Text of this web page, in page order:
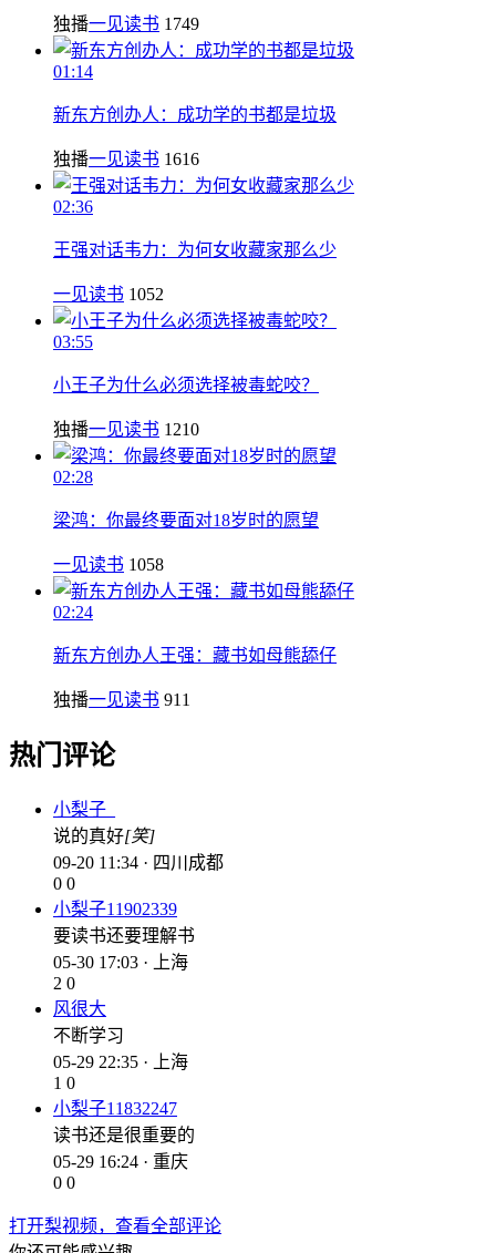
独播一见读书 1749
01:14
新东方创办人：成功学的书都是垃圾
独播一见读书 1616
02:36
王强对话韦力：为何女收藏家那么少
一见读书 1052
03:55
小王子为什么必须选择被毒蛇咬？
独播一见读书 1210
02:28
梁鸿：你最终要面对18岁时的愿望
一见读书 1058
02:24
新东方创办人王强：藏书如母熊舔仔
独播一见读书 911
热门评论
小梨子_
说的真好[笑]
09-20 11:34 · 四川成都
0 0
小梨子11902339
要读书还要理解书
05-30 17:03 · 上海
2 0
风很大
不断学习
05-29 22:35 · 上海
1 0
小梨子11832247
读书还是很重要的
05-29 16:24 · 重庆
0 0
打开梨视频，查看全部评论